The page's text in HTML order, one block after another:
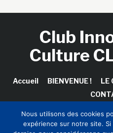
Club
Culture
Accueil BIENVENUE ! LE
Nous utilisons des cookies
expérience sur notre site.